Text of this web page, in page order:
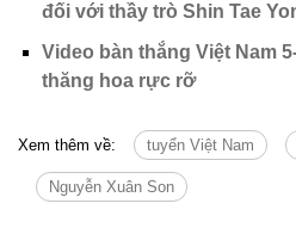
đối với thầy trò Shin Tae
Video bàn thắng Việt Nam
thăng hoa rực rỡ
Xem thêm về: tuyển Việt Nam
Nguyễn Xuân Son